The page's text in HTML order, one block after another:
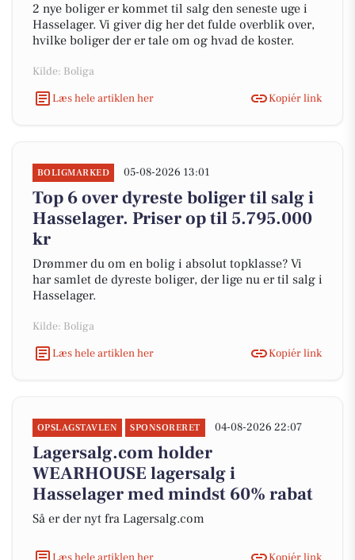
2 nye boliger er kommet til salg den seneste uge i
Hasselager. Vi giver dig her det fulde overblik over,
hvilke boliger der er tale om og hvad de koster.
Kilde: Boliga
Læs hele artiklen her
Kopiér link
BOLIGMARKED 05-08-2026 13:01
Top 6 over dyreste boliger til salg i
Hasselager. Priser op til 5.795.000
kr
Drømmer du om en bolig i absolut topklasse? Vi
har samlet de dyreste boliger, der lige nu er til salg i
Hasselager.
Kilde: Boliga
Læs hele artiklen her
Kopiér link
OPSLAGSTAVLEN SPONSORERET 04-08-2026 22:07
Lagersalg.com holder
WEARHOUSE lagersalg i
Hasselager med mindst 60% rabat
Så er der nyt fra Lagersalg.com